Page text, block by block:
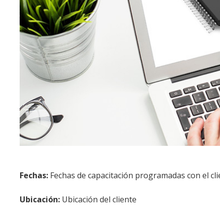
Fechas: Fechas de capacitación programadas con el
Ubicación: Ubicación del cliente